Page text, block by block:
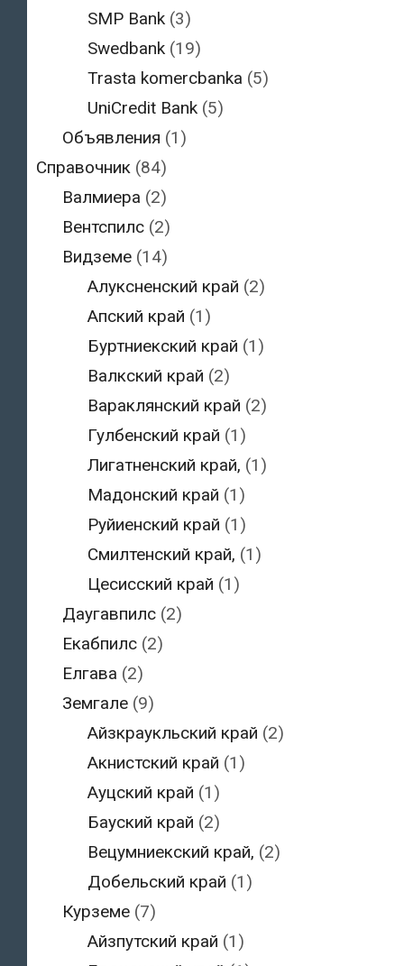
SMP Bank (3)
Swedbank (19)
Trasta komercbanka (5)
UniCredit Bank (5)
Объявления (1)
Справочник (84)
Валмиера (2)
Вентспилс(2)
Видземе(14)
Алуксненский край (2)
Апский край (1)
Буртниекский край (1)
Валкский край (2)
Вараклянский край (2)
Гулбенский край (1)
Лигатненский край, (1)
Мадонский край (1)
Руйиенский край (1)
Смилтенский край, (1)
Цесисский край (1)
Даугавпилс(2)
Екабпилс(2)
Елгава (2)
Земгале(9)
Айзкраукльский край (2)
Акнистский край (1)
Ауцский край (1)
Бауский край (2)
Вецумниекский край, (2)
Добельский край (1)
Курземе(7)
Айзпутский край (1)